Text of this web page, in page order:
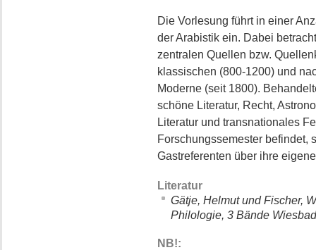
Die Vorlesung führt in einer
der Arabistik ein. Dabei
zentralen Quellen bzw.
klassischen (800-1200) und
Moderne (seit 1800).
schöne Literatur, Recht,
Literatur und transnationales
Forschungssemester befindet,
Gastreferenten über ihre
Literatur
Gätje, Helmut und Fischer,
Philologie, 3 Bände
NB!: